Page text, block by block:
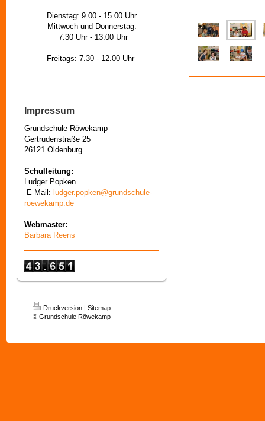
Dienstag: 9.00 - 15.00 Uhr
Mittwoch und Donnerstag:
7.30 Uhr - 13.00 Uhr
Freitags: 7.30 - 12.00 Uhr
Impressum
Grundschule Röwekamp
Gertrudenstraße 25
26121 Oldenburg
Schulleitung:
Ludger Popken
E-Mail: ludger.popken@grundschule-
roewekamp.de
Webmaster:
Barbara Reens
Druckversion | Sitemap
© Grundschule Röwekamp